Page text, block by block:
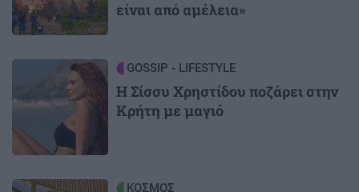
είναι από αμέλεια»
GOSSIP - LIFESTYLE
Η Σίσσυ Χρηστίδου ποζάρει στην
Κρήτη με μαγιό
Image ΚΟΣΜΟΣ